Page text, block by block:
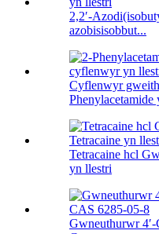
2,2′-
azobisisobbut...
Cyflenwyr
Phenylacetamide
Tetracaine hcl
yn llestri
Gwneuthurwr